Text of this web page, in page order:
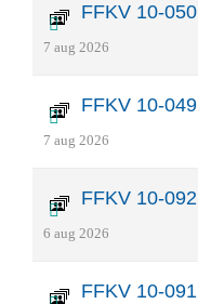
FFKV 10-050
7 aug 2026
FFKV 10-049
7 aug 2026
FFKV 10-092
6 aug 2026
FFKV 10-091